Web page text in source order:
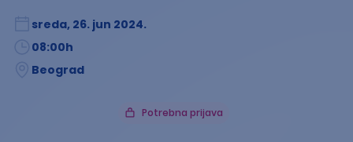
sreda, 26. jun 2024.
08:00h
Beograd
Potrebna prijava